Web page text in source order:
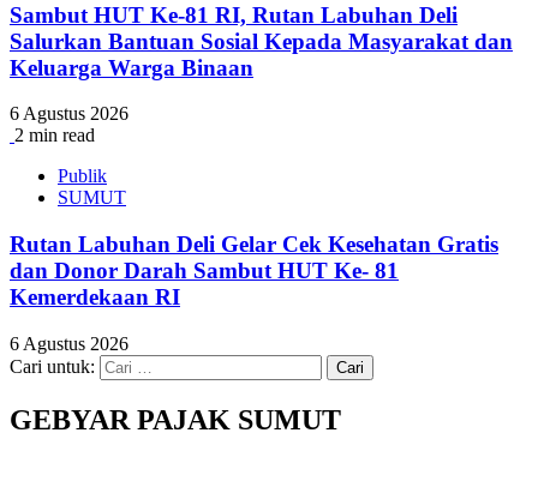
Sambut HUT Ke-81 RI, Rutan Labuhan Deli
Salurkan Bantuan Sosial Kepada Masyarakat dan
Keluarga Warga Binaan
6 Agustus 2026
2 min read
Publik
SUMUT
Rutan Labuhan Deli Gelar Cek Kesehatan Gratis
dan Donor Darah Sambut HUT Ke- 81
Kemerdekaan RI
6 Agustus 2026
Cari untuk:
GEBYAR PAJAK SUMUT